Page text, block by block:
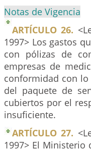
Notas de Vigencia
ARTÍCULO 26.
1997> Los gastos
con pólizas de
empresas de
conformidad con
del paquete de
cubiertos por el
insuficiente.
ARTÍCULO 27.
1997> El